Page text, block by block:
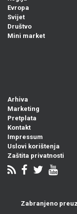
Evropa
Svijet
Društvo
Mini market
Arhiva
Marketing
Pretplata
Kontakt
Impressum
Uslovi korištenja
Zaštita privatnosti
Zabranjeno